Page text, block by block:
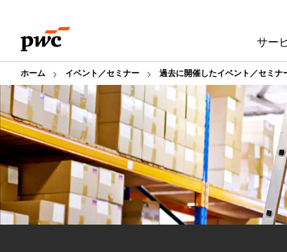
content
footer
サー
ホーム イベント／セミナー 過去に開催したイベント／セミナ